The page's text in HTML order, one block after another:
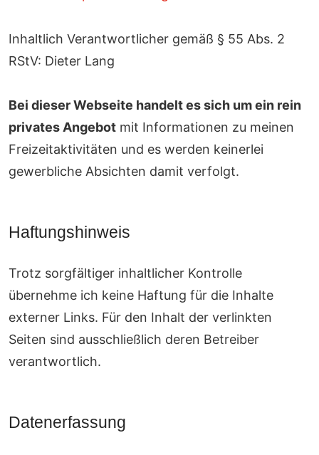
Inhaltlich Verantwortlicher gemäß § 55 Abs. 2
RStV: Dieter Lang
Bei dieser Webseite handelt es sich um ein rein
privates Angebot mit Informationen zu meinen
Freizeitaktivitäten und es werden keinerlei
gewerbliche Absichten damit verfolgt.
Haftungshinweis
Trotz sorgfältiger inhaltlicher Kontrolle
übernehme ich keine Haftung für die Inhalte
externer Links. Für den Inhalt der verlinkten
Seiten sind ausschließlich deren Betreiber
verantwortlich.
Datenerfassung